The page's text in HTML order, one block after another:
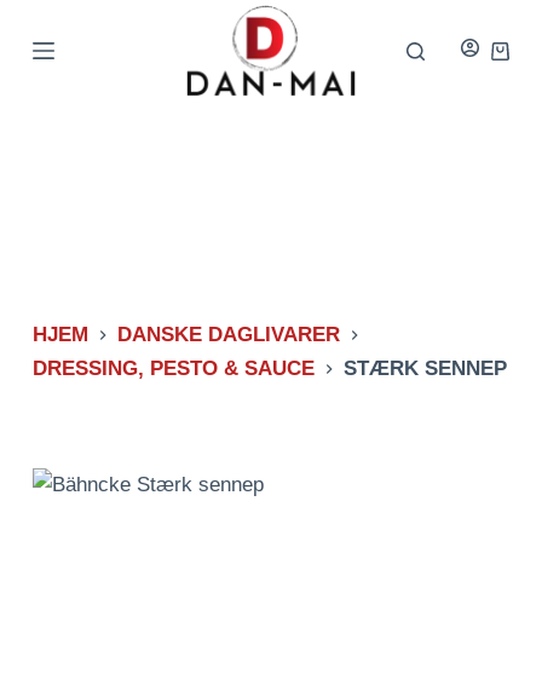
HJEM
DANSKE DAGLIVARER
DRESSING, PESTO & SAUCE
STÆRK SENNEP